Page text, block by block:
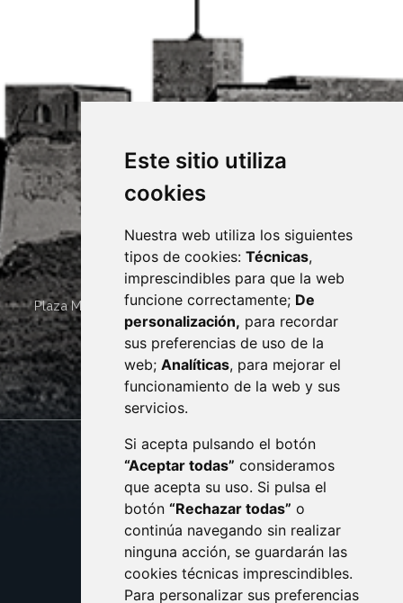
Este sitio utiliza
cookies
Nuestra web utiliza los siguientes
tipos de cookies: Técnicas,
imprescindibles para que la web
funcione correctamente; De
personalización, para recordar
sus preferencias de uso de la
web; Analíticas, para mejorar el
funcionamiento de la web y sus
servicios.
Si acepta pulsando el botón
“Aceptar todas” consideramos
que acepta su uso. Si pulsa el
botón “Rechazar todas” o
continúa navegando sin realizar
ninguna acción, se guardarán las
cookies técnicas imprescindibles.
Para personalizar sus preferencias
Plaza Mayor 4 22400 MONZÓN - ARAGÓN (ESPAÑA)
· (34) 974 400 700 ·
sac@monzon.es
monzon.es
CONTACTO
AVISO LEGAL
PROTECCIÓN DE DATOS
POLÍTICA DE COOKIES
ACCESIBILIDAD
ENLACE EXTERNO AL